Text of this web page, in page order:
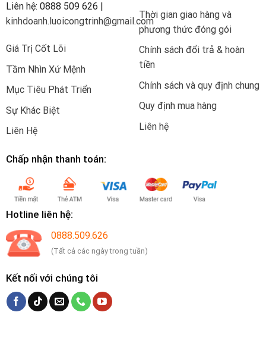
Liên hệ: 0888 509 626 |
kinhdoanh.luoicongtrinh@gmail.com
Giá Trị Cốt Lõi
Tầm Nhìn Xứ Mệnh
Mục Tiêu Phát Triển
Sự Khác Biệt
Liên Hệ
Thời gian giao hàng và
phương thức đóng gói
Chính sách đổi trả & hoàn
tiền
Chính sách và quy định chung
Quy định mua hàng
Liên hệ
Chấp nhận thanh toán:
Hotline liên hệ:
0888.509.626
(Tất cả các ngày trong tuần)
Kết nối với chúng tôi